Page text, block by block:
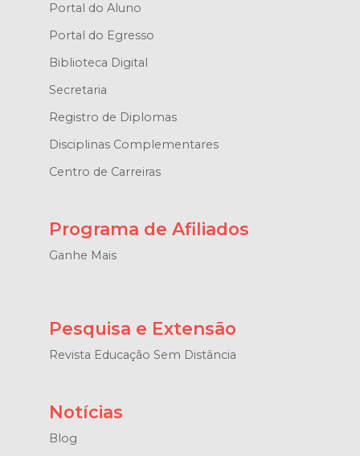
Portal do Aluno
Portal do Egresso
Biblioteca Digital
Secretaria
Registro de Diplomas
Disciplinas Complementares
Centro de Carreiras
Programa de Afiliados
Ganhe Mais
Pesquisa e Extensão
Revista Educação Sem Distância
Notícias
Blog